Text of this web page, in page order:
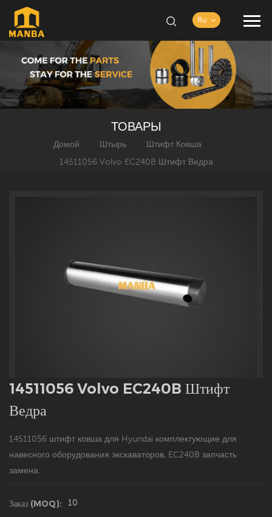
Ru
ТОВАРЫ
Домой / Штырь / Штифт Ковша /
14511056 Volvo EC240B Штифт Ведра
14511056 Volvo EC240B Штифт
Ведра
14511056 штифт ковша для Hyundai комплектующие для
навесного оборудования экскаваторов, EC240B запчасть
замена.
Заказ (MOQ): 10